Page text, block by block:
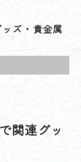
ズ・貴金属
関連グッ